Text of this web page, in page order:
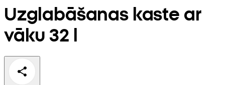
Uzglabāšanas kaste ar
vāku 32 l